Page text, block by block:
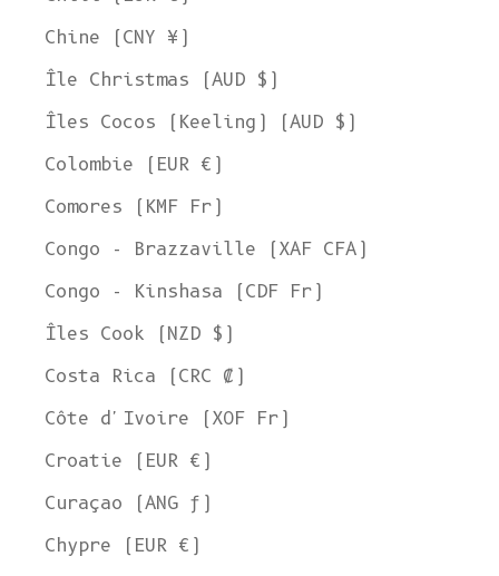
Chine (CNY ¥)
Île Christmas (AUD $)
Îles Cocos (Keeling) (AUD $)
Colombie (EUR €)
Comores (KMF Fr)
Congo - Brazzaville (XAF CFA)
Congo - Kinshasa (CDF Fr)
Îles Cook (NZD $)
Costa Rica (CRC ₡)
Côte d'Ivoire (XOF Fr)
Croatie (EUR €)
Curaçao (ANG ƒ)
Chypre (EUR €)